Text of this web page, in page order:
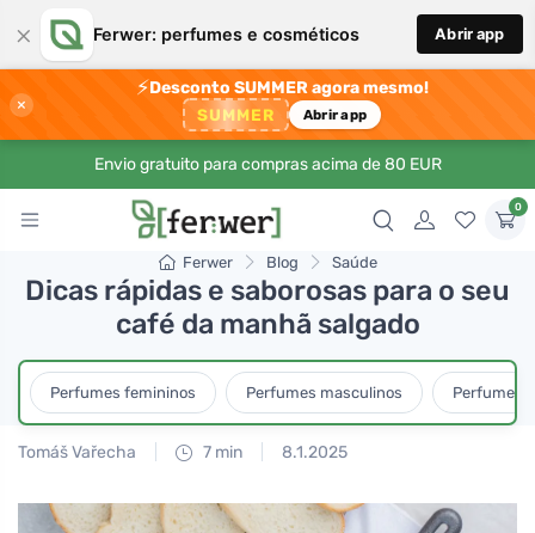
× Ferwer: perfumes e cosméticos Abrir app
×
⚡Desconto SUMMER agora mesmo!
SUMMER Abrir app
Envio gratuito para compras acima de 80 EUR
0
Ferwer Blog Saúde
Dicas rápidas e saborosas para o seu
café da manhã salgado
Perfumes femininos Perfumes masculinos Perfumes
Tomáš Vařecha 7 min 8.1.2025